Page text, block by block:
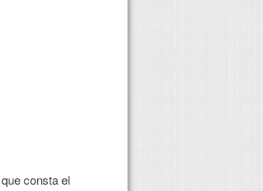
consta el